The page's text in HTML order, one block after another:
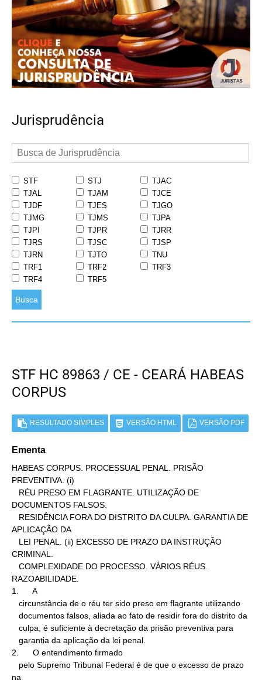
Jurisprudência
STF STJ
TJAC
TJAL
TJAM
TJCE
TJDF
TJES
TJGO
TJMG
TJMS
TJPA
TJPI
TJPR
TJRR
TJRS
TJSC
TJSP
TJRN
TJTO
TNU
TRF1
TRF2
TRF3
TRF4
TRF5
Busca
STF HC 89863 / CE - CEARÁ HABEAS
CORPUS
RESULTADO SIMPLES VERSÃO HTML VERSÃO PDF
Ementa
HABEAS CORPUS. PROCESSUAL PENAL. PRISÃO
PREVENTIVA. (i)
DOCUMENTOS FALSOS.
APLICAÇÃO DA
CRIMINAL.
RAZOABILIDADE.
1.      A
2.      O entendimento firmado
na